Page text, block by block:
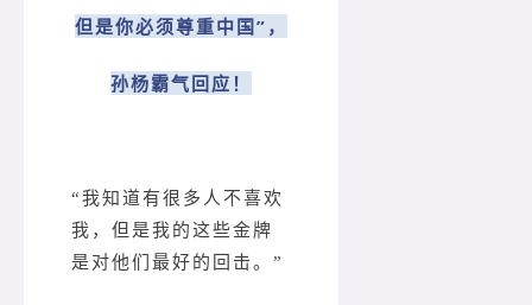
但是你必须尊重中国”，
孙杨霸气回应！
“我知道有很多人不喜欢
我，但是我的这些金牌
是对他们最好的回击。”